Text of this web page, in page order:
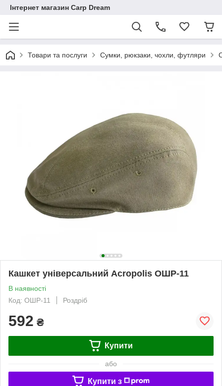
Інтернет магазин Carp Dream
Товари та послуги Сумки, рюкзаки, чохли, футляри
Кашкет універсальний Acropolis ОШР-11
В наявності
Код: ОШР-11
Роздріб
592 ₴
Купити
або
Купити з